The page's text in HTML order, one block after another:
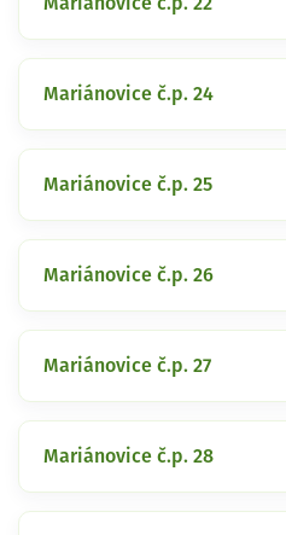
Mariánovice č.p. 24
Mariánovice č.p. 25
Mariánovice č.p. 26
Mariánovice č.p. 27
Mariánovice č.p. 28